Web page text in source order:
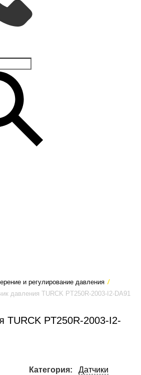
и регулирование давления /
давления TURCK PT250R-2003-I2-DA91
TURCK PT250R-2003-I2-
Категория:
Датчики